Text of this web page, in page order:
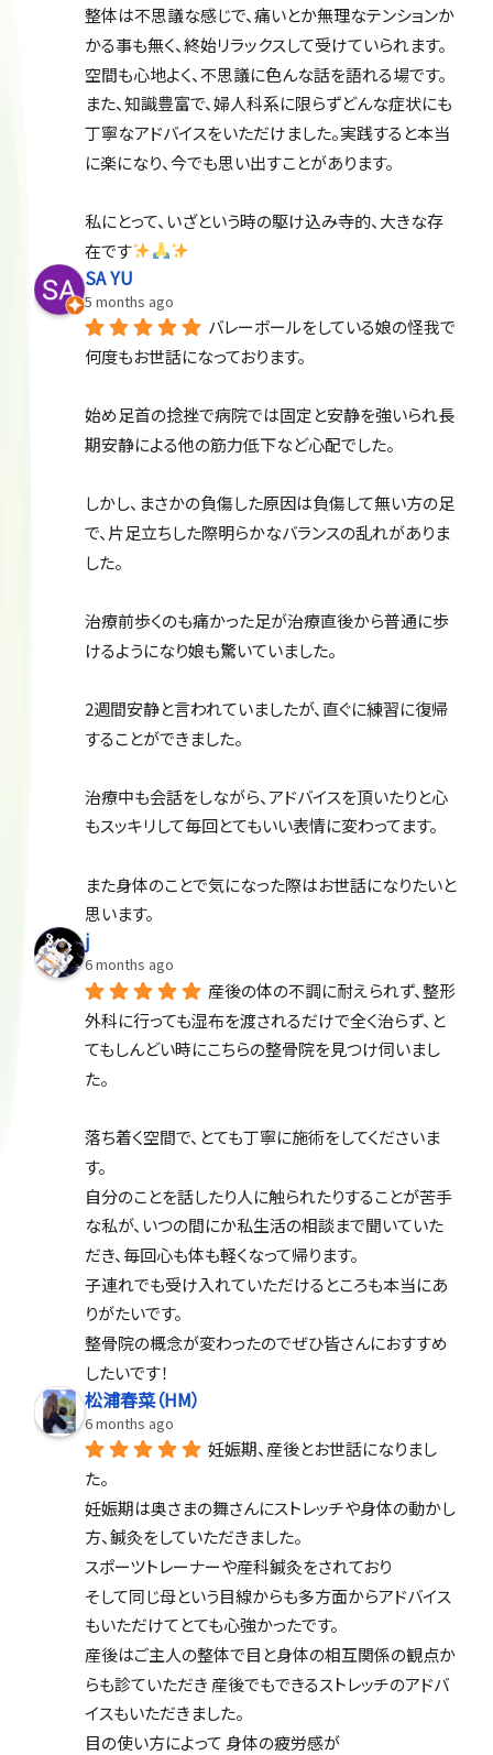
整体は不思議な感じで、痛いとか無理なテンションか
かる事も無く、終始リラックスして受けていられます。
空間も心地よく、不思議に色んな話を語れる場です。
また、知識豊富で、婦人科系に限らずどんな症状にも
丁寧なアドバイスをいただけました。実践すると本当
に楽になり、今でも思い出すことがあります。
私にとって、いざという時の駆け込み寺的、大きな存
在です
SA YU
5 months ago
バレーボールをしている娘の怪我で
何度もお世話になっております。
始め足首の捻挫で病院では固定と安静を強いられ長
期安静による他の筋力低下など心配でした。
しかし、まさかの負傷した原因は負傷して無い方の足
で、片足立ちした際明らかなバランスの乱れがありま
した。
治療前歩くのも痛かった足が治療直後から普通に歩
けるようになり娘も驚いていました。
2週間安静と言われていましたが、直ぐに練習に復帰
することができました。
治療中も会話をしながら、アドバイスを頂いたりと心
もスッキリして毎回とてもいい表情に変わってます。
また身体のことで気になった際はお世話になりたいと
思います。
j
6 months ago
産後の体の不調に耐えられず、整形
外科に行っても湿布を渡されるだけで全く治らず、と
てもしんどい時にこちらの整骨院を見つけ伺いまし
た。
落ち着く空間で、とても丁寧に施術をしてくださいま
す。
自分のことを話したり人に触られたりすることが苦手
な私が、いつの間にか私生活の相談まで聞いていた
だき、毎回心も体も軽くなって帰ります。
子連れでも受け入れていただけるところも本当にあ
りがたいです。
整骨院の概念が変わったのでぜひ皆さんにおすすめ
したいです！
松浦春菜（HM）
6 months ago
妊娠期、産後とお世話になりまし
た。
妊娠期は奥さまの舞さんにストレッチや身体の動かし
方、鍼灸をしていただきました。
スポーツトレーナーや産科鍼灸をされており
そして同じ母という目線からも多方面からアドバイス
もいただけてとても心強かったです。
産後はご主人の整体で目と身体の相互関係の観点か
らも診ていただき 産後でもできるストレッチのアドバ
イスもいただきました。
目の使い方によって 身体の疲労感が